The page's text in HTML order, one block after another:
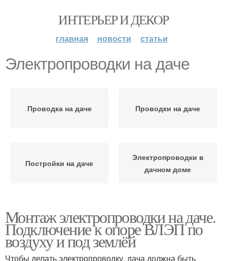
ИНТЕРЬЕР И ДЕКОР
главная новости статьи
Электропроводки на даче
Проводка на даче Проводки на даче
Постройки на даче
Электропроводки в
дачном доме
Монтаж электропроводки на даче.
Подключение к опоре ВЛЭП по
воздуху и под землёй
Чтобы делать электропроводку, дача должна быть